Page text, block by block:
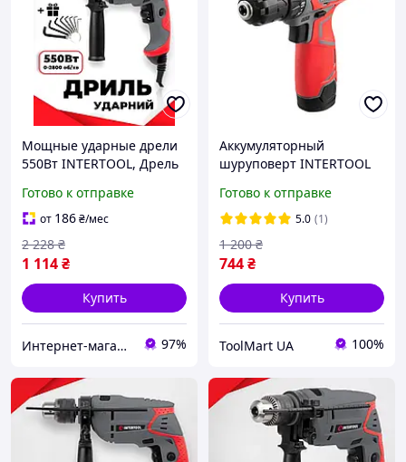
Мощные ударные дрели
550Вт INTERTOOL, Дрель
Ударные дрели для дома,
Готово к отправке
Готово к отправке
от 186₴/мес
1 114₴
2 228 ₴
Купить
Интернет-магазин "АТМ" 97%
Аккумуляторный
шуруповерт INTERTOOL
Готово к отправке
5.0 (1)
744₴
1 200 ₴
Купить
ToolMart UA 100%